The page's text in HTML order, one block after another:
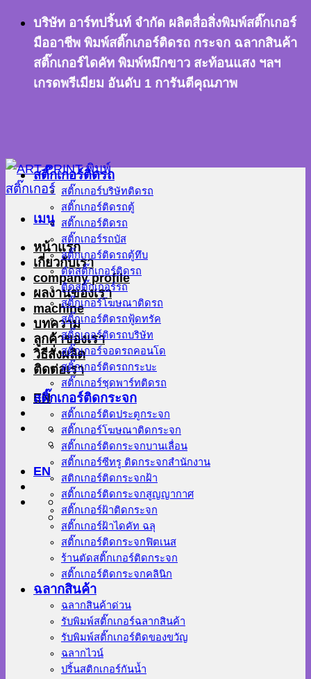
ข้าม
เนื้อหา
บริษัท อาร์ทปริ้นท์ จำกัด ผลิตสื่อสิ่งพิมพ์สติ๊กเกอร์
มืออาชีพ พิมพ์สติ๊กเกอร์ติดรถ กระจก ฉลากสินค้า
สติ๊กเกอร์ไดคัท พิมพ์หมึกขาว สะท้อนแสง ฯลฯ
เกรดพรีเมียม อันดับ 1 การันตีคุณภาพ
เมนู
หน้าแรก
เกี่ยวกับเรา
company profile
ผลงานของเรา
machine
บทความ
ลูกค้าของเรา
วิธีสั่งผลิต
ติดต่อเรา
EN
EN
สติ๊กเกอร์ติดรถ
สติ๊กเกอร์บริษัทติดรถ
สติ๊กเกอร์ติดรถตู้
สติ๊กเกอร์ติดรถ
สติ๊กเกอร์รถบัส
สติ๊กเกอร์ติดรถตู้ทึบ
ตัดสติ๊กเกอร์ติดรถ
ติดสติ๊กเกอร์รถ
สติ๊กเกอร์โฆษณาติดรถ
สติ๊กเกอร์ติดรถฟู้ดทรัค
สติ๊กเกอร์ติดรถบริษัท
สติ๊กเกอร์จอดรถคอนโด
สติ๊กเกอร์ติดรถกระบะ
สติ๊กเกอร์ชุดพาร์ทติดรถ
สติ๊กเกอร์ติดกระจก
สติ๊กเกอร์ติดประตูกระจก
สติ๊กเกอร์โฆษณาติดกระจก
สติ๊กเกอร์ติดกระจกบานเลื่อน
สติ๊กเกอร์ซีทรู ติดกระจกสำนักงาน
สติกเกอร์ติดกระจกฝ้า
สติ๊กเกอร์ติดกระจกสูญญากาศ
สติ๊กเกอร์ฝ้าติดกระจก
สติ๊กเกอร์ฝ้าไดคัท ฉลุ
สติ๊กเกอร์ติดกระจกฟิตเนส
ร้านตัดสติ๊กเกอร์ติดกระจก
สติ๊กเกอร์ติดกระจกคลินิก
ฉลากสินค้า
ฉลากสินค้าด่วน
รับพิมพ์สติ๊กเกอร์ฉลากสินค้า
รับพิมพ์สติ๊กเกอร์ติดของขวัญ
ฉลากไวน์
ปริ้นสติกเกอร์กันน้ำ